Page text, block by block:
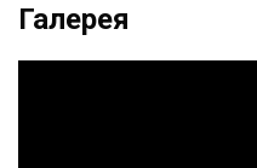
Галерея